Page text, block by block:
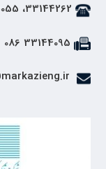
33144262، 33145055، 33144660 086
33144095 086